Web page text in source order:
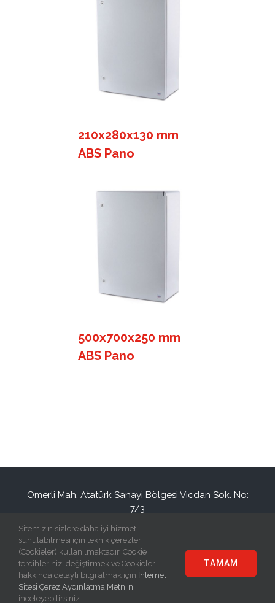
210x280x130 mm
ABS Pano
500x700x250 mm
ABS Pano
Ömerli Mah. Atatürk Sanayi Bölgesi Vicdan Sok. No:
7/3
+90(212) 886 94 34
© Copyright2026 | Eraplast Elektrik San. ve Tic. A.Ş | All Rights
Sitemizin sizlere daha iyi hizmet
sunulabilmesi için teknik çerezler
(Cookieler) kullanılmaktadır. Cookie
tercihlerinizi değiştirmek ve Cookieler
hakkında detaylı bilgi almak için İnternet
Sitesi Çerez Aydınlatma Metni’ni
inceleyebilirsiniz.
TAMAM